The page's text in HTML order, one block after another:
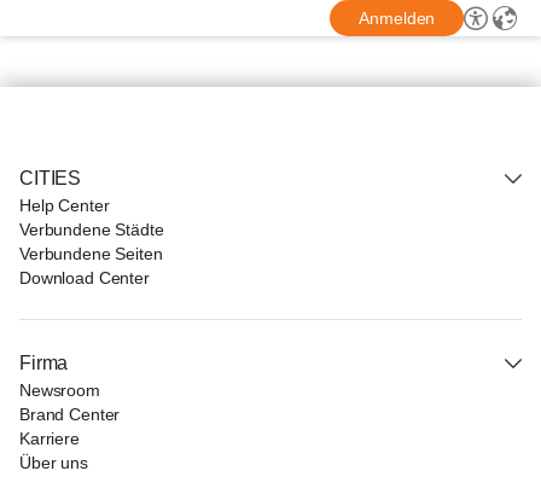
Anmelden
CITIES
Help Center
Verbundene Städte
Verbundene Seiten
Download Center
Firma
Newsroom
Brand Center
Karriere
Über uns